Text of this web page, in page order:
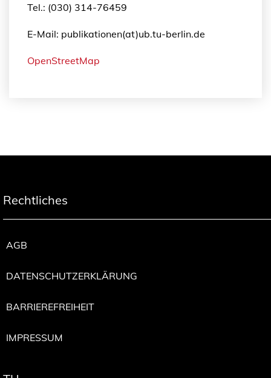
Tel.: (030) 314-76459
E-Mail: publikationen(at)ub.tu-berlin.de
OpenStreetMap
Rechtliches
AGB
DATENSCHUTZERKLÄRUNG
BARRIEREFREIHEIT
IMPRESSUM